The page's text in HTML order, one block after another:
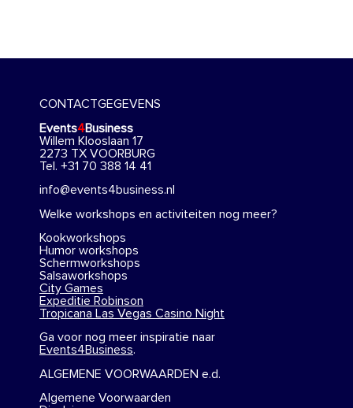
CONTACTGEGEVENS
Events4Business
Willem Klooslaan 17
2273 TX VOORBURG
Tel. +31 70 388 14 41
info@events4business.nl
Welke workshops en activiteiten nog meer?
Kookworkshops
Humor workshops
Schermworkshops
Salsaworkshops
City Games
Expeditie Robinson
Tropicana Las Vegas Casino Night
Ga voor nog meer inspiratie naar
Events4Business.
ALGEMENE VOORWAARDEN e.d.
Algemene Voorwaarden